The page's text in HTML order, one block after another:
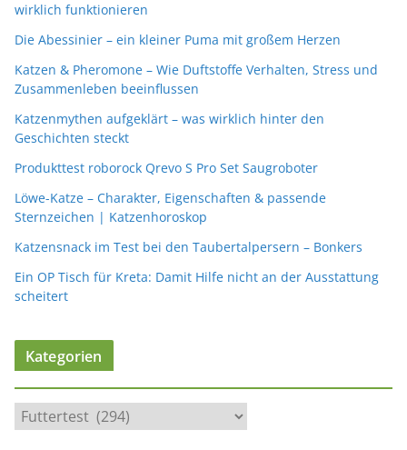
wirklich funktionieren
Die Abessinier – ein kleiner Puma mit großem Herzen
Katzen & Pheromone – Wie Duftstoffe Verhalten, Stress und
Zusammenleben beeinflussen
Katzenmythen aufgeklärt – was wirklich hinter den
Geschichten steckt
Produkttest roborock Qrevo S Pro Set Saugroboter
Löwe-Katze – Charakter, Eigenschaften & passende
Sternzeichen | Katzenhoroskop
Katzensnack im Test bei den Taubertalpersern – Bonkers
Ein OP Tisch für Kreta: Damit Hilfe nicht an der Ausstattung
scheitert
Kategorien
a